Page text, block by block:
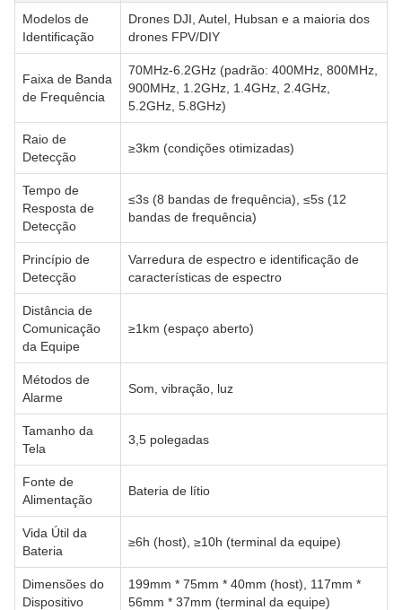
Modelos de
Identificação
Drones DJI, Autel, Hubsan e a maioria dos
drones FPV/DIY
Faixa de Banda
de Frequência
70MHz-6.2GHz (padrão: 400MHz, 800MHz,
900MHz, 1.2GHz, 1.4GHz, 2.4GHz,
5.2GHz, 5.8GHz)
Raio de
Detecção
≥3km (condições otimizadas)
Tempo de
Resposta de
Detecção
≤3s (8 bandas de frequência), ≤5s (12
bandas de frequência)
Princípio de
Detecção
Varredura de espectro e identificação de
características de espectro
Distância de
Comunicação
da Equipe
≥1km (espaço aberto)
Métodos de
Alarme
Som, vibração, luz
Tamanho da
Tela
3,5 polegadas
Fonte de
Alimentação
Bateria de lítio
Vida Útil da
Bateria
≥6h (host), ≥10h (terminal da equipe)
Dimensões do
Dispositivo
199mm * 75mm * 40mm (host), 117mm *
56mm * 37mm (terminal da equipe)